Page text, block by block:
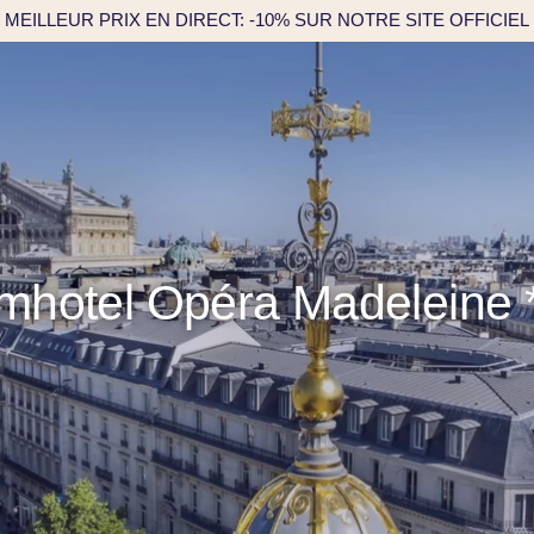
MEILLEUR PRIX EN DIRECT: -10% SUR NOTRE SITE OFFICIEL
Opéra Madeleine